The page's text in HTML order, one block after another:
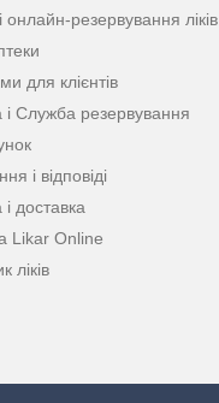
онлайн-резервування ліків
для клієнтів
і Служба резервування
і відповіді
доставка
Likar Online
ліків